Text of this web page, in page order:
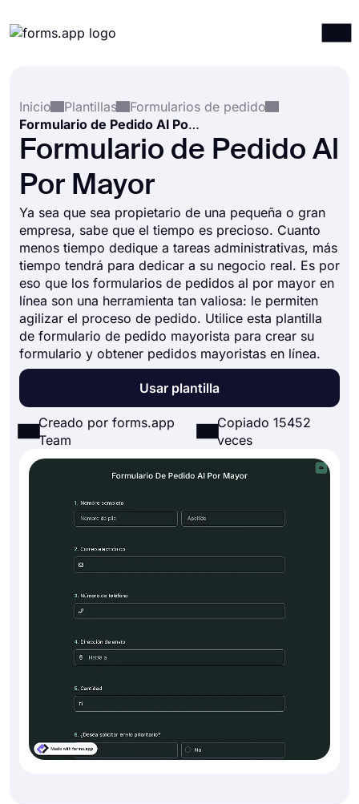
Integraciones
Plantillas
Recursos
Inicio
Plantillas
Formularios de pedido
Formulario de Pedido Al Por Mayor
Formulario de Pedido Al
Por Mayor
Ya sea que sea propietario de una pequeña o gran
empresa, sabe que el tiempo es precioso. Cuanto
menos tiempo dedique a tareas administrativas, más
tiempo tendrá para dedicar a su negocio real. Es por
eso que los formularios de pedidos al por mayor en
línea son una herramienta tan valiosa: le permiten
agilizar el proceso de pedido. Utilice esta plantilla
de formulario de pedido mayorista para crear su
formulario y obtener pedidos mayoristas en línea.
Usar plantilla
Creado por forms.app
Team
Copiado 15452
veces